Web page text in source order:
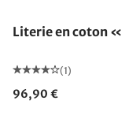
Literie en coton
(1)
96,90 €